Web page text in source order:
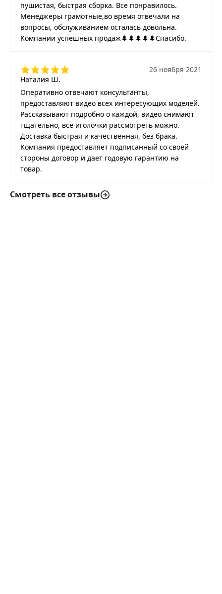
пушистая, быстрая сборка. Все понравилось.
Менеджеры грамотные,во время отвечали на
вопросы, обслуживанием осталась довольна.
Компании успешных продаж🌲🌲🌲🌲🌲Спасибо.
Наталия Ш.
26 ноября 2021
Оперативно отвечают консультанты,
предоставляют видео всех интересующих моделей.
Рассказывают подробно о каждой, видео снимают
тщательно, все иголочки рассмотреть можно.
Доставка быстрая и качественная, без брака.
Компания предоставляет подписанный со своей
стороны договор и дает годовую гарантию на
товар.
Смотреть все отзывы